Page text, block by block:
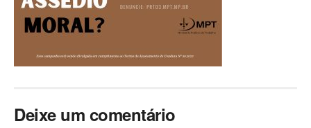
Deixe um comentário